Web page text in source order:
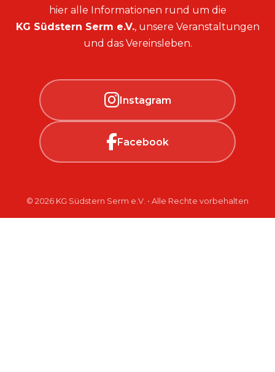
hier alle Informationen rund um die
KG Südstern Serm e.V., unsere Veranstaltungen
und das Vereinsleben.
Instagram
Facebook
© 2026 KG Südstern Serm e.V. • Alle Rechte vorbehalten